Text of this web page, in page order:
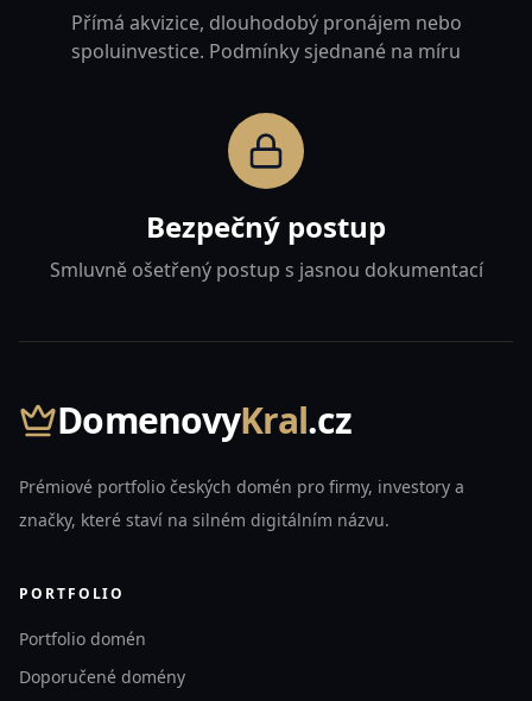
Přímá akvizice, dlouhodobý pronájem nebo
spoluinvestice. Podmínky sjednané na míru
Bezpečný postup
Smluvně ošetřený postup s jasnou dokumentací
DomenovyKral.cz
Prémiové portfolio českých domén pro firmy, investory a
značky, které staví na silném digitálním názvu.
PORTFOLIO
Portfolio domén
Doporučené domény